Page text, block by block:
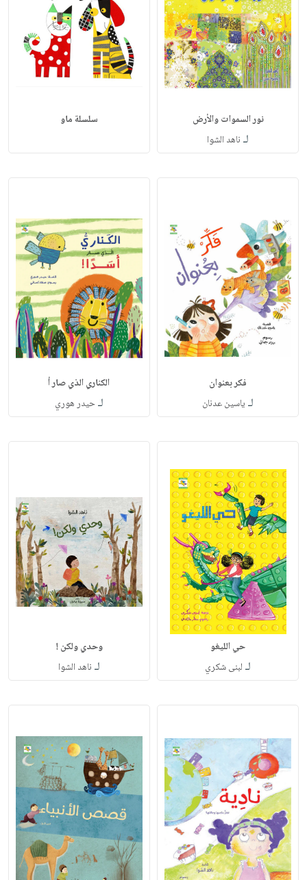
نور السموات والأرض
لـ ناهد الشوا
سلسلة ماو
فكر بعنوان
لـ ياسين عدنان
الكناري الذي صار أ
لـحيدر هوري
حي الليغو
لـ لبنى شكري
وحدي ولكن !
لـ ناهد الشوا